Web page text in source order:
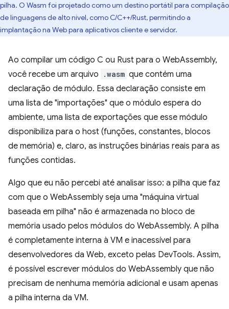
pilha. O Wasm foi projetado como um destino portátil para compilação
de linguagens de alto nível, como C/C++/Rust, permitindo a
implantação na Web para aplicativos cliente e servidor.
Ao compilar um código C ou Rust para o WebAssembly,
você recebe um arquivo
.wasm que contém uma
declaração de módulo. Essa declaração consiste em
uma lista de "importações" que o módulo espera do
ambiente, uma lista de exportações que esse módulo
disponibiliza para o host (funções, constantes, blocos
de memória) e, claro, as instruções binárias reais para as
funções contidas.
Algo que eu não percebi até analisar isso: a pilha que faz
com que o WebAssembly seja uma "máquina virtual
baseada em pilha" não é armazenada no bloco de
memória usado pelos módulos do WebAssembly. A pilha
é completamente interna à VM e inacessível para
desenvolvedores da Web, exceto pelas DevTools. Assim,
é possível escrever módulos do WebAssembly que não
precisam de nenhuma memória adicional e usam apenas
a pilha interna da VM.